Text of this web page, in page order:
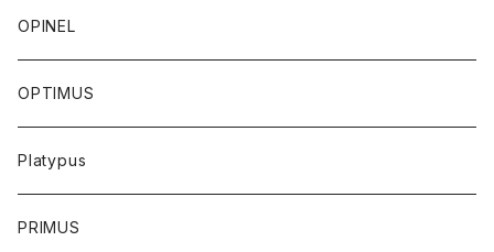
OPINEL
OPTIMUS
Platypus
PRIMUS